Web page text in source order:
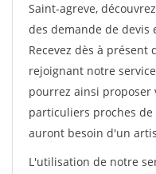
Saint-agreve,
des demande de devis
Recevez dès à présent
rejoignant notre
pourrez ainsi proposer
particuliers proches
auront besoin d'un
L'utilisation de notre